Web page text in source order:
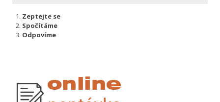
Zeptejte se
Spočítáme
Odpovíme